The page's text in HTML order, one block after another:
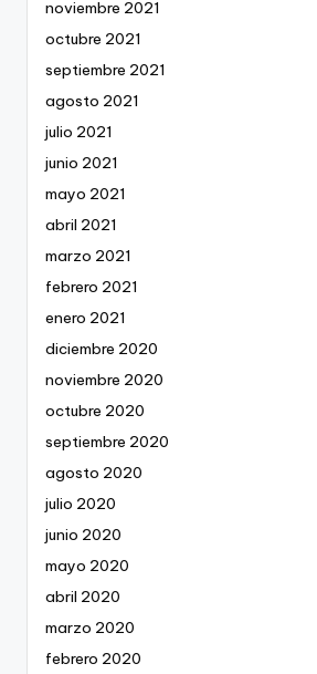
noviembre 2021
octubre 2021
septiembre 2021
agosto 2021
julio 2021
junio 2021
mayo 2021
abril 2021
marzo 2021
febrero 2021
enero 2021
diciembre 2020
noviembre 2020
octubre 2020
septiembre 2020
agosto 2020
julio 2020
junio 2020
mayo 2020
abril 2020
marzo 2020
febrero 2020